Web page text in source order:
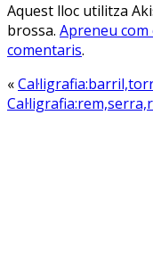
Aquest lloc utilitza
brossa. Apreneu com
comentaris.
«